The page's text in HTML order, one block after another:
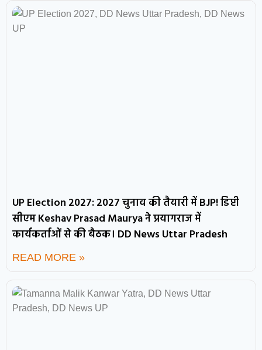
UP Election 2027: 2027 चुनाव की तैयारी में BJP! डिप्टी
सीएम Keshav Prasad Maurya ने प्रयागराज में
कार्यकर्ताओं से की बैठक। DD News Uttar Pradesh
READ MORE »